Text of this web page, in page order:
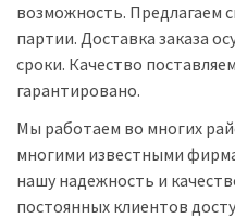
возможность. Предлагаем
партии. Доставка заказа
сроки. Качество
гарантировано.
Мы работаем во многих
многими известными
нашу надежность и
постоянных клиентов